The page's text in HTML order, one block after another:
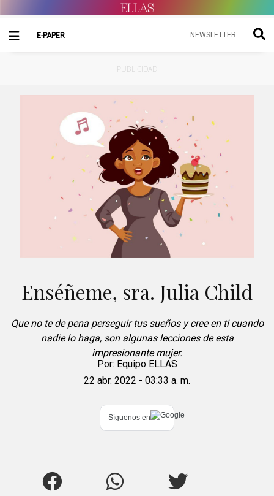
E-PAPER NEWSLETTER
PUBLICIDAD
Enséñeme, sra. Julia Child
Que no te de pena perseguir tus sueños y cree en ti cuando
nadie lo haga, son algunas lecciones de esta
impresionante mujer.
Por: Equipo ELLAS
22 abr. 2022 - 03:33 a. m.
Síguenos en